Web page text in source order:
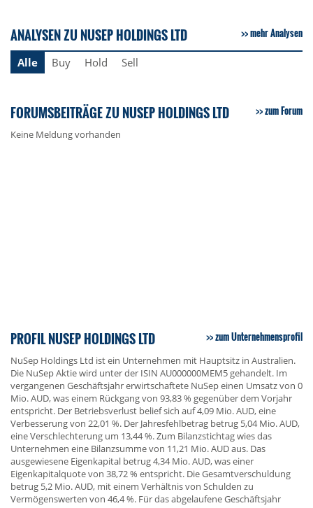
ANALYSEN ZU NUSEP HOLDINGS LTD mehr Analysen
Alle Buy Hold Sell
FORUMSBEITRÄGE ZU NUSEP HOLDINGS LTD zum Forum
Keine Meldung vorhanden
PROFIL NUSEP HOLDINGS LTD zum Unternehmensprofil
NuSep Holdings Ltd ist ein Unternehmen mit Hauptsitz in Australien.
Die NuSep Aktie wird unter der ISIN AU000000MEM5 gehandelt. Im
vergangenen Geschäftsjahr erwirtschaftete NuSep einen Umsatz von 0
Mio. AUD, was einem Rückgang von 93,83 % gegenüber dem Vorjahr
entspricht. Der Betriebsverlust belief sich auf 4,09 Mio. AUD, eine
Verbesserung von 22,01 %. Der Jahresfehlbetrag betrug 5,04 Mio. AUD,
eine Verschlechterung um 13,44 %. Zum Bilanzstichtag wies das
Unternehmen eine Bilanzsumme von 11,21 Mio. AUD aus. Das
ausgewiesene Eigenkapital betrug 4,34 Mio. AUD, was einer
Eigenkapitalquote von 38,72 % entspricht. Die Gesamtverschuldung
betrug 5,2 Mio. AUD, mit einem Verhältnis von Schulden zu
Vermögenswerten von 46,4 %. Für das abgelaufene Geschäftsjahr